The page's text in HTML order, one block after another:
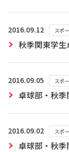
2016.09.12 スポ
秋季関東学
2016.09.05 スポ
卓球部・秋
2016.09.02 スポ
卓球部・秋